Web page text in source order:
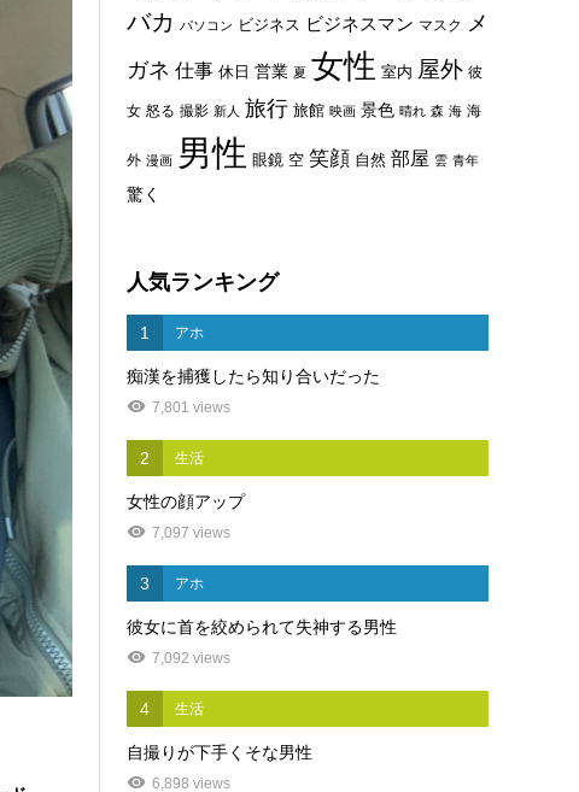
バカ パソコン ビジネス ビジネスマン マスク メ
ガネ 仕事 休日 営業 夏 女性 室内 屋外 彼
女 怒る 撮影 新人 旅行 旅館 映画 景色 晴れ 森 海 海
外 漫画 男性 眼鏡 空 笑顔 自然 部屋 雲 青年
驚く
人気ランキング
1 アホ
痴漢を捕獲したら知り合いだった
7,801 views
2 生活
女性の顔アップ
7,097 views
3 アホ
彼女に首を絞められて失神する男性
7,092 views
4 生活
自撮りが下手くそな男性
6,898 views